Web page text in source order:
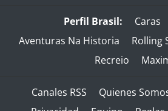
Perfil Brasil: Caras
Aventuras Na Historia
Rolling
Recreio
Canales RSS Quienes